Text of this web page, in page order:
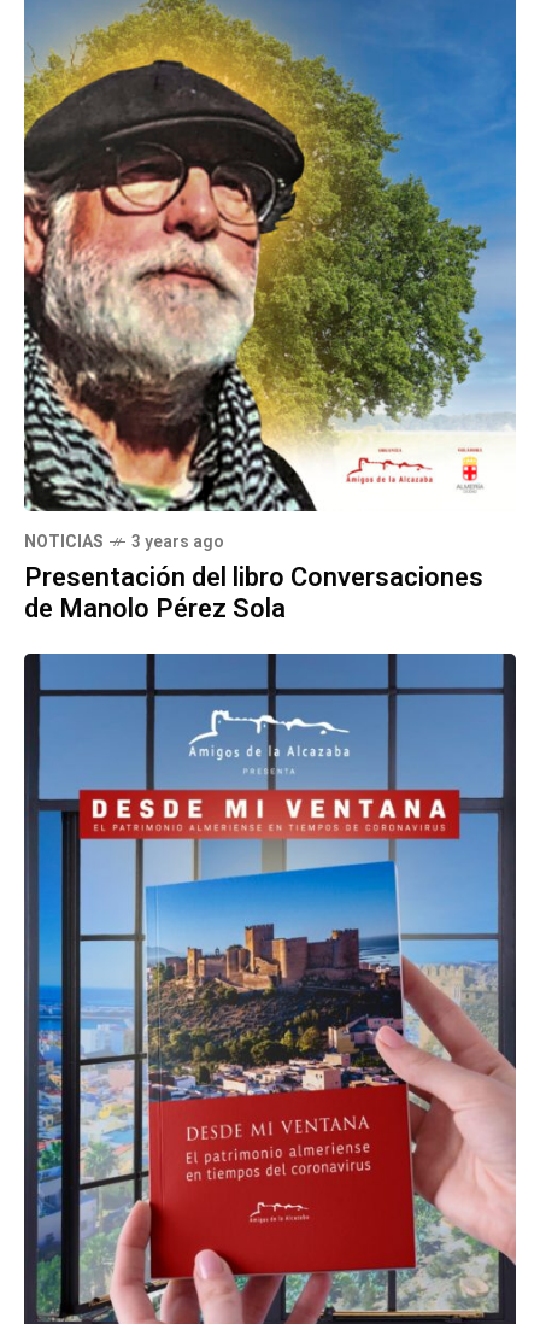
NOTICIAS 3 years ago
Presentación del libro Conversaciones
de Manolo Pérez Sola